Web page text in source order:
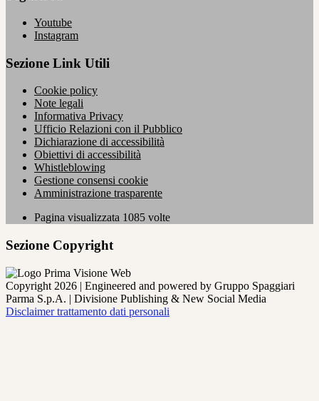
Youtube
Instagram
Sezione Link Utili
Cookie policy
Note legali
Informativa Privacy
Ufficio Relazioni con il Pubblico
Dichiarazione di accessibilità
Obiettivi di accessibilità
Whistleblowing
Gestione consensi cookie
Amministrazione trasparente
Pagina visualizzata 1085 volte
Sezione Copyright
Copyright 2026 | Engineered and powered by Gruppo Spaggiari
Parma S.p.A. | Divisione Publishing & New Social Media
Disclaimer trattamento dati personali